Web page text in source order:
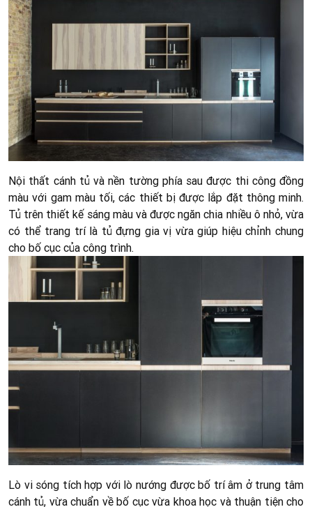
Nội thất cánh tủ và nền tường phía sau được thi công đồng
màu với gam màu tối, các thiết bị được lắp đặt thông minh.
Tủ trên thiết kế sáng màu và được ngăn chia nhiều ô nhỏ, vừa
có thể trang trí là tủ đựng gia vị vừa giúp hiệu chỉnh chung
cho bố cục của công trình.
Lò vi sóng tích hợp với lò nướng được bố trí âm ở trung tâm
cánh tủ, vừa chuẩn về bố cục vừa khoa học và thuận tiện cho